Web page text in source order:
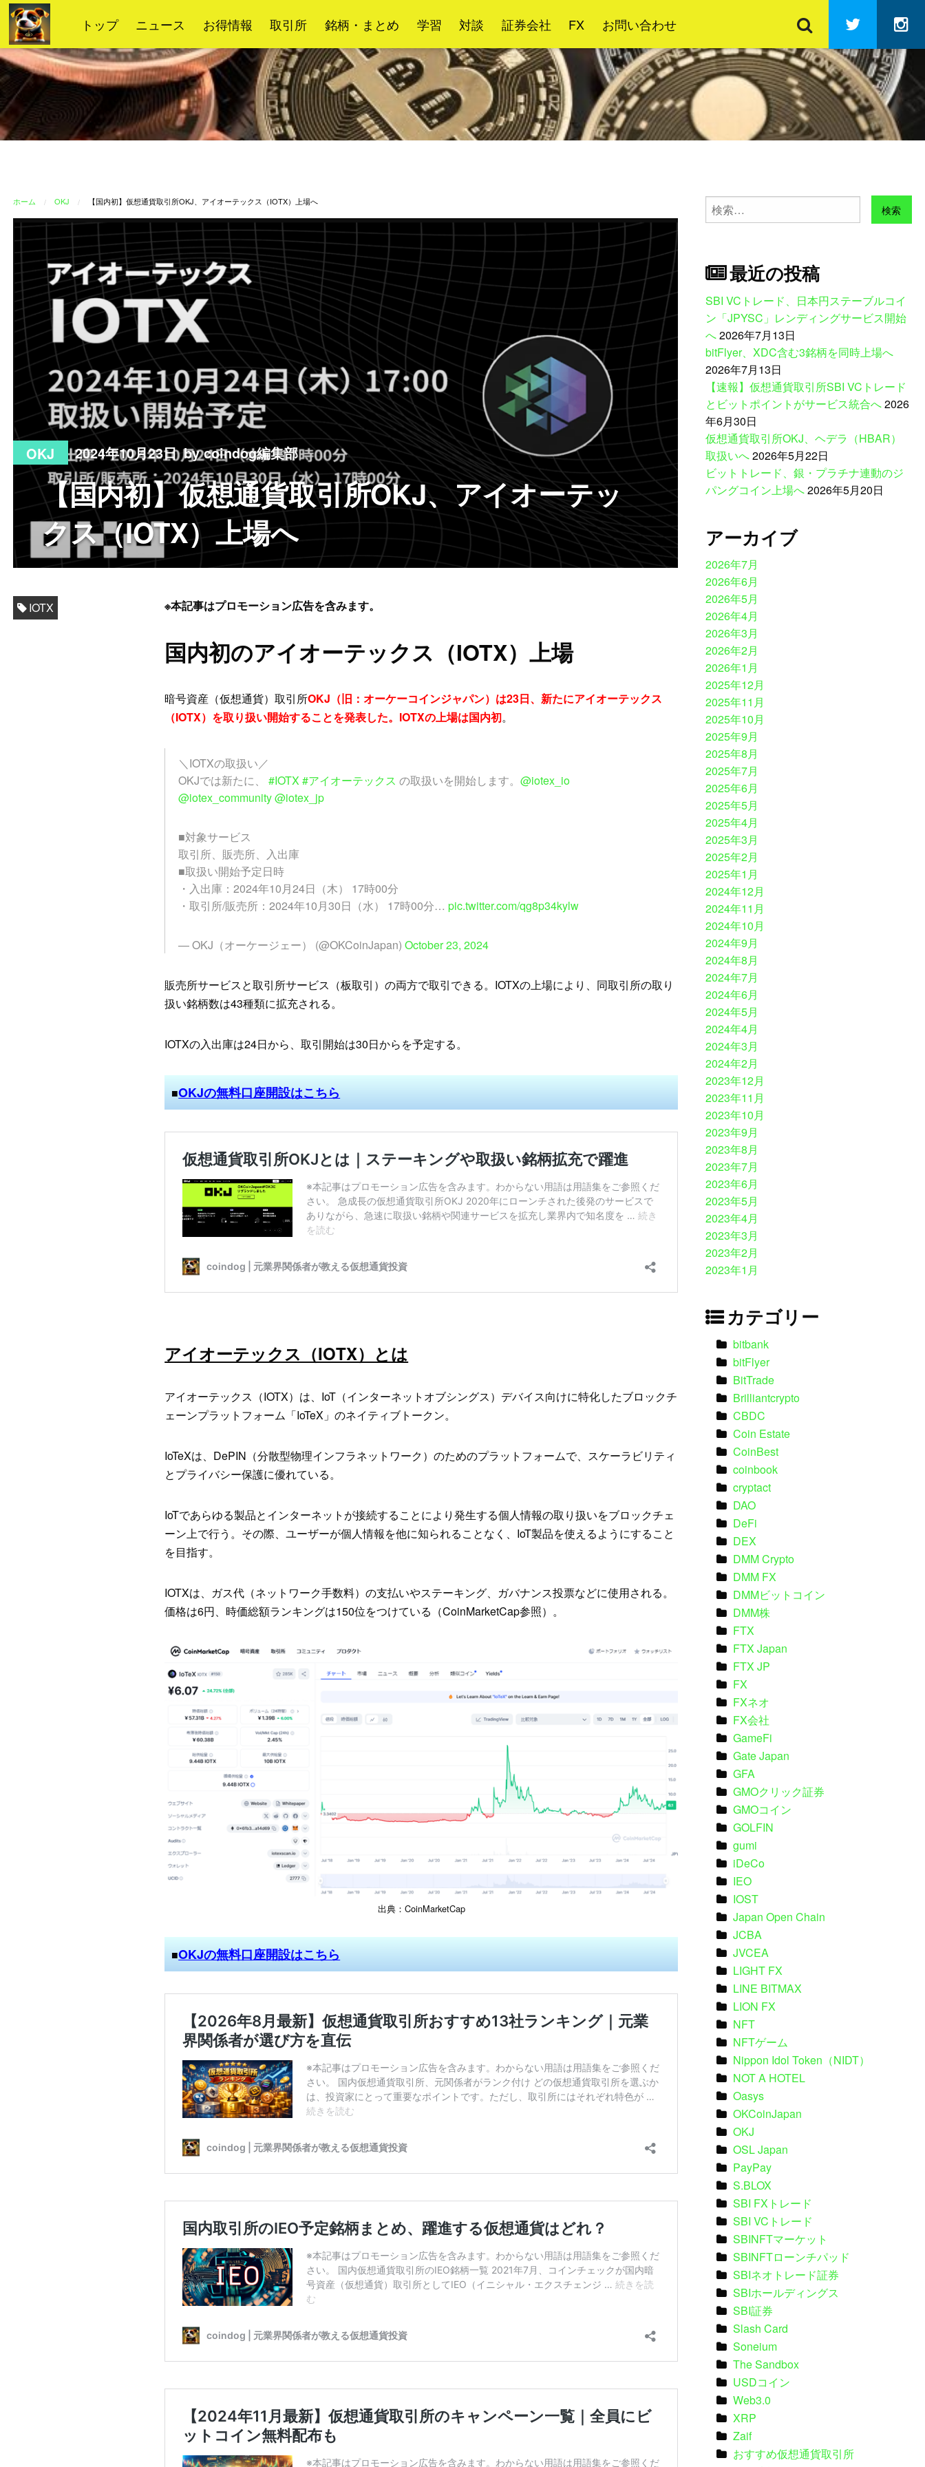
コ
ン
テ
ン
ツ
ス
キ
ッ
トップ ニュース お得情報 取引所 銘柄・まとめ 学習 対談 証券会社 FX お問い合わせ Twitter
ホーム OKJ 【国内初】仮想通貨取引所OKJ、アイオーテックス（IOTX）上場へ
OKJ 2024年10月23日 by coindog編集部
【国内初】仮想通貨取引所OKJ、アイオーテッ
クス（IOTX）上場へ
※本記事はプロモーション広告を含みます。
国内初のアイオーテックス（IOTX）上場
暗号資産（仮想通貨）取引所OKJ（旧：オーケーコインジャパン）は23日、新たにアイオーテックス
（IOTX）を取り扱い開始することを発表した。IOTXの上場は国内初。
＼IOTXの取扱い／
OKJでは新たに、#IOTX #アイオーテックス の取扱いを開始します。@iotex_io
@iotex_community@iotex_jp
■対象サービス
取引所、販売所、入出庫
■取扱い開始予定日時
・入出庫：2024年10月24日（木） 17時00分
・取引所/販売所：2024年10月30日（水） 17時00分…pic.twitter.com/qg8p34kylw
— OKJ（オーケージェー） (@OKCoinJapan)October 23, 2024
販売所サービスと取引所サービス（板取引）の両方で取引できる。IOTXの上場により、同取引所の取り
扱い銘柄数は43種類に拡充される。
IOTXの入出庫は24日から、取引開始は30日からを予定する。
■OKJの無料口座開設はこちら
アイオーテックス（IOTX）とは
アイオーテックス（IOTX）は、IoT（インターネットオブシングス）デバイス向けに特化したブロックチ
ェーンプラットフォーム「IoTeX」のネイティブトークン。
IoTeXは、DePIN（分散型物理インフラネットワーク）のためのプラットフォームで、スケーラビリティ
とプライバシー保護に優れている。
IoTであらゆる製品とインターネットが接続することにより発生する個人情報の取り扱いをブロックチェ
ーン上で行う。その際、ユーザーが個人情報を他に知られることなく、IoT製品を使えるようにすること
を目指す。
IOTXは、ガス代（ネットワーク手数料）の支払いやステーキング、ガバナンス投票などに使用される。
価格は6円、時価総額ランキングは150位をつけている（CoinMarketCap参照）。
出典：CoinMarketCap
■OKJの無料口座開設はこちら
IOTX
検
索:
最近の投稿
SBI VCトレード、日本円ステーブルコイ
ン「JPYSC」レンディングサービス開始
へ2026年7月13日
bitFlyer、XDC含む3銘柄を同時上場へ
2026年7月13日
【速報】仮想通貨取引所SBI VCトレード
とビットポイントがサービス統合へ2026
年6月30日
仮想通貨取引所OKJ、ヘデラ（HBAR）
取扱いへ2026年5月22日
ビットトレード、銀・プラチナ連動のジ
パングコイン上場へ2026年5月20日
アーカイブ
2026年7月
2026年6月
2026年5月
2026年4月
2026年3月
2026年2月
2026年1月
2025年12月
2025年11月
2025年10月
2025年9月
2025年8月
2025年7月
2025年6月
2025年5月
2025年4月
2025年3月
2025年2月
2025年1月
2024年12月
2024年11月
2024年10月
2024年9月
2024年8月
2024年7月
2024年6月
2024年5月
2024年4月
2024年3月
2024年2月
2023年12月
2023年11月
2023年10月
2023年9月
2023年8月
2023年7月
2023年6月
2023年5月
2023年4月
2023年3月
2023年2月
2023年1月
カテゴリー
bitbank
bitFlyer
BitTrade
Brilliantcrypto
CBDC
Coin Estate
CoinBest
coinbook
cryptact
DAO
DeFi
DEX
DMM Crypto
DMM FX
DMMビットコイン
DMM株
FTX
FTX Japan
FTX JP
FX
FXネオ
FX会社
GameFi
Gate Japan
GFA
GMOクリック証券
GMOコイン
GOLFIN
gumi
iDeCo
IEO
IOST
Japan Open Chain
JCBA
JVCEA
LIGHT FX
LINE BITMAX
LION FX
NFT
NFTゲーム
Nippon Idol Token（NIDT）
NOT A HOTEL
Oasys
OKCoinJapan
OKJ
OSL Japan
PayPay
S.BLOX
SBI FXトレード
SBI VCトレード
SBINFTマーケット
SBINFTローンチパッド
SBIネオトレード証券
SBIホールディングス
SBI証券
Slash Card
Soneium
The Sandbox
USDコイン
Web3.0
XRP
Zaif
おすすめ仮想通貨取引所